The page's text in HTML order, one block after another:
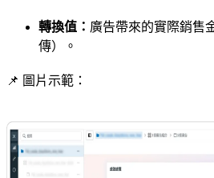
轉換值： 廣告帶來的實際銷售
傳）。
📌 圖片示範：